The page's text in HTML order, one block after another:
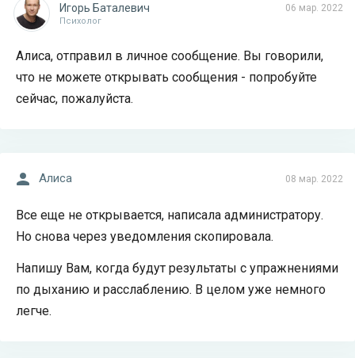
06 мар. 2022
Игорь Баталевич
Психолог
Алиса, отправил в личное сообщение. Вы говорили,
что не можете открывать сообщения - попробуйте
сейчас, пожалуйста.
08 мар. 2022
Алиса
Все еще не открывается, написала администратору.
Но снова через уведомления скопировала.
Напишу Вам, когда будут результаты с упражнениями
по дыханию и расслаблению. В целом уже немного
легче.